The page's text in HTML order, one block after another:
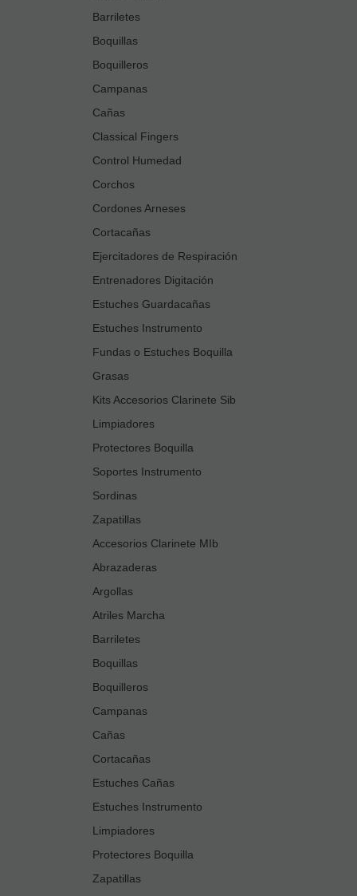
Barriletes
Boquillas
Boquilleros
Campanas
Cañas
Classical Fingers
Control Humedad
Corchos
Cordones Arneses
Cortacañas
Ejercitadores de Respiración
Entrenadores Digitación
Estuches Guardacañas
Estuches Instrumento
Fundas o Estuches Boquilla
Grasas
Kits Accesorios Clarinete Sib
Limpiadores
Protectores Boquilla
Soportes Instrumento
Sordinas
Zapatillas
Accesorios Clarinete MIb
Abrazaderas
Argollas
Atriles Marcha
Barriletes
Boquillas
Boquilleros
Campanas
Cañas
Cortacañas
Estuches Cañas
Estuches Instrumento
Limpiadores
Protectores Boquilla
Zapatillas